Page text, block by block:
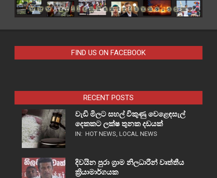
FIND US ON FACEBOOK
RECENT POSTS
වැඩි මිලට සහල් විකුණු වෙළෙඳසැල්
දෙකකට ලක්ෂ තුනක දඩයක්
IN: HOT NEWS, LOCAL NEWS
දිවයින පුරා ග්‍රාම නිලධාරීන් වෘත්තීය
ක්‍රියාමාර්ගයක